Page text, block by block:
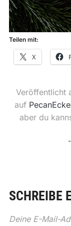
Teilen mit:
X
Veröffentlicht
auf
aber du
SCHREIBE
Deine E-Mail-